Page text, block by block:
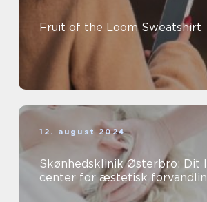
Fruit of the Loom Sweatshirt
12. august 2024
Skønhedsklinik Østerbro: Dit
center for æstetisk